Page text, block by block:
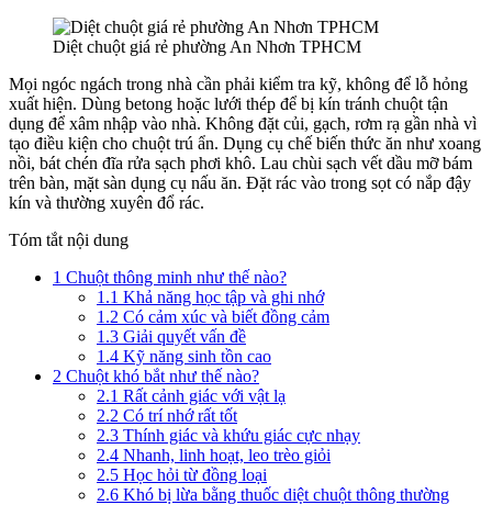
Diệt chuột giá rẻ phường An Nhơn TPHCM
Mọi ngóc ngách trong nhà cần phải kiểm tra kỹ, không để lỗ hỏng
xuất hiện. Dùng betong hoặc lưới thép để bị kín tránh chuột tận
dụng để xâm nhập vào nhà. Không đặt củi, gạch, rơm rạ gần nhà vì
tạo điều kiện cho chuột trú ẩn. Dụng cụ chế biến thức ăn như xoang
nồi, bát chén đĩa rửa sạch phơi khô. Lau chùi sạch vết dầu mỡ bám
trên bàn, mặt sàn dụng cụ nấu ăn. Đặt rác vào trong sọt có nắp đậy
kín và thường xuyên đổ rác.
Tóm tắt nội dung
1 Chuột thông minh như thế nào?
1.1 Khả năng học tập và ghi nhớ
1.2 Có cảm xúc và biết đồng cảm
1.3 Giải quyết vấn đề
1.4 Kỹ năng sinh tồn cao
2 Chuột khó bắt như thế nào?
2.1 Rất cảnh giác với vật lạ
2.2 Có trí nhớ rất tốt
2.3 Thính giác và khứu giác cực nhạy
2.4 Nhanh, linh hoạt, leo trèo giỏi
2.5 Học hỏi từ đồng loại
2.6 Khó bị lừa bằng thuốc diệt chuột thông thường